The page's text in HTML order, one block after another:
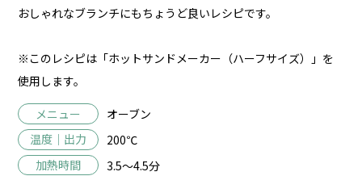
おしゃれなブランチにもちょうど良いレシピです。
※このレシピは「ホットサンドメーカー（ハーフサイズ）」を
使用します。
メニュー
オーブン
温度｜出力
200℃
加熱時間
3.5～4.5分